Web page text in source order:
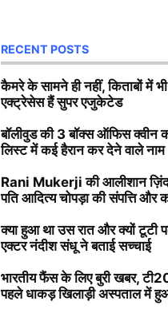
RECENT POSTS
कैमरे के सामने ही नहीं, किताबों में
एक्ट्रेसेस हैं सुपर एजुकेटेड
बॉलीवुड की 3 बॉक्स ऑफिस क्वीन
लिस्ट में कई हैरान कर देने वाले नाम
Rani Mukerji की आलीशान
पति आदित्य चोपड़ा की संपत्ति
क्या हुआ था उस रात और क्यों टूटी
एक्टर नंदीश संधू ने बताई सच्चाई
भारतीय फैंस के लिए बुरी खबर,
पहले धाकड़ खिलाड़ी अस्पताल में